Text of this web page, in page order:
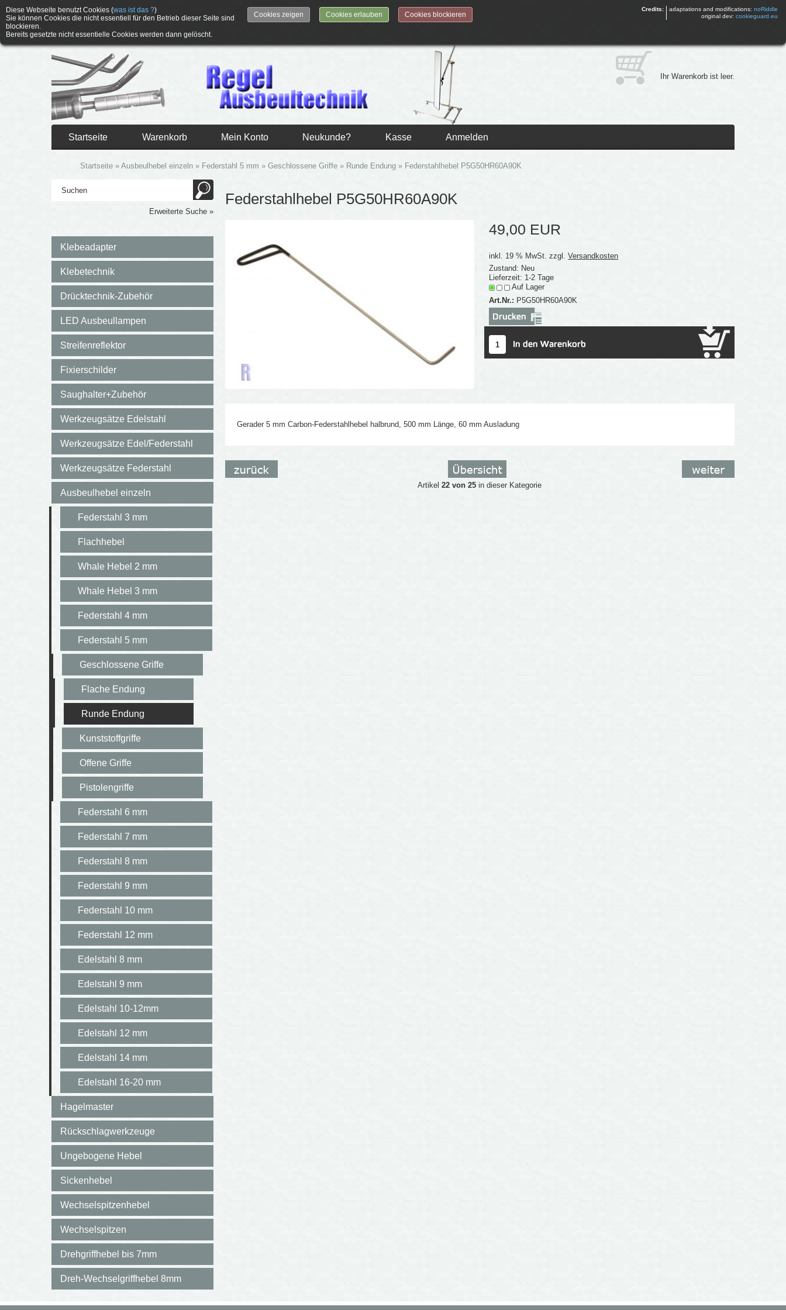
Credits: adaptations and modifications: noRiddle
original dev: cookieguard.eu
Diese Webseite benutzt Cookies (was ist das ?)
Sie können Cookies die nicht essentiell für den Betrieb dieser Seite sind
blockieren.
Bereits gesetzte nicht essentielle Cookies werden dann gelöscht.
Cookies zeigen Cookies erlauben Cookies blockieren
Ihr Warenkorb ist leer.
Startseite Warenkorb Mein Konto Neukunde? Kasse Anmelden
Startseite »Ausbeulhebel einzeln » Federstahl 5 mm »Geschlossene Griffe » Runde Endung » Federstahlhebel P5G50HR60A90K
Erweiterte Suche »
Klebeadapter
Klebetechnik
Drücktechnik-Zubehör
LED Ausbeullampen
Streifenreflektor
Fixierschilder
Saughalter+Zubehör
Werkzeugsätze Edelstahl
Werkzeugsätze Edel/Federstahl
Werkzeugsätze Federstahl
Ausbeulhebel einzeln
Federstahl 3 mm
Flachhebel
Whale Hebel 2 mm
Whale Hebel 3 mm
Federstahl 4 mm
Federstahl 5 mm
Geschlossene Griffe
Flache Endung
Runde Endung
Kunststoffgriffe
Offene Griffe
Pistolengriffe
Federstahl 6 mm
Federstahl 7 mm
Federstahl 8 mm
Federstahl 9 mm
Federstahl 10 mm
Federstahl 12 mm
Edelstahl 8 mm
Edelstahl 9 mm
Edelstahl 10-12mm
Edelstahl 12 mm
Edelstahl 14 mm
Edelstahl 16-20 mm
Hagelmaster
Rückschlagwerkzeuge
Ungebogene Hebel
Sickenhebel
Wechselspitzenhebel
Wechselspitzen
Drehgriffhebel bis 7mm
Dreh-Wechselgriffhebel 8mm
Federstahlhebel P5G50HR60A90K
49,00 EUR
inkl. 19 % MwSt. zzgl.Versandkosten
Zustand: Neu
Lieferzeit: 1-2 Tage
Auf Lager
Art.Nr.: P5G50HR60A90K
Gerader 5 mm Carbon-Federstahlhebel halbrund, 500 mm Länge, 60 mm Ausladung
Artikel22 von 25 in dieser Kategorie